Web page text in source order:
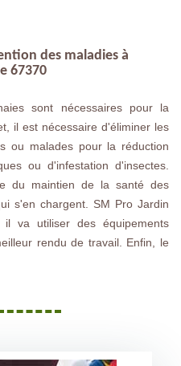
des maladies à
67370
sont nécessaires pour la
il est nécessaire d'éliminer les
ou malades pour la réduction
ou d'infestation d'insectes.
du maintien de la santé des
s'en chargent. SM Pro Jardin
va utiliser des équipements
rendu de travail. Enfin, le